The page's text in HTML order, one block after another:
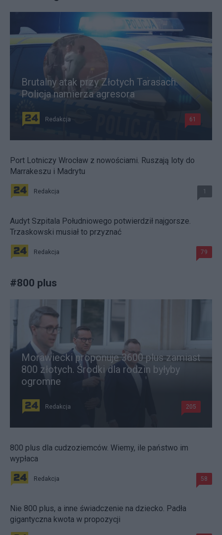
Brutalny atak przy Złotych Tarasach.
Policja namierza agresora
Redakcja 61
Port Lotniczy Wrocław z nowościami. Ruszają loty do
Marrakeszu i Madrytu
Redakcja 1
Audyt Szpitala Południowego potwierdził najgorsze.
Trzaskowski musiał to przyznać
Redakcja 79
#800 plus
Morawiecki proponuje 3600 plus zamiast
800 złotych. Środki dla rodzin byłyby
ogromne
Redakcja 205
800 plus dla cudzoziemców. Wiemy, ile państwo im
wypłaca
Redakcja 58
Nie 800 plus, a inne świadczenie na dziecko. Padła
gigantyczna kwota w propozycji